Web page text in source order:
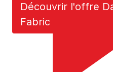
Découvrir l'offre
Fabric